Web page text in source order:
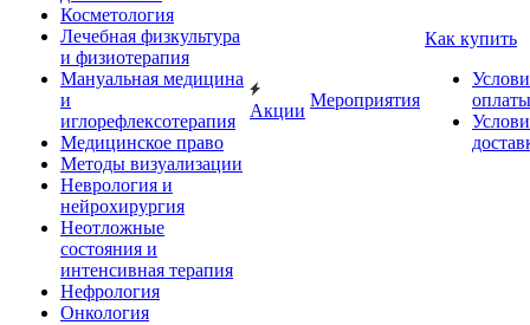
Косметология
Лечебная физкультура
и физиотерапия
Мануальная медицина
и
иглорефлексотерапия
Медицинское право
Методы визуализации
Неврология и
нейрохирургия
Неотложные
состояния и
интенсивная терапия
Нефрология
Онкология
Акции
Мероприятия
Как купить
оплаты